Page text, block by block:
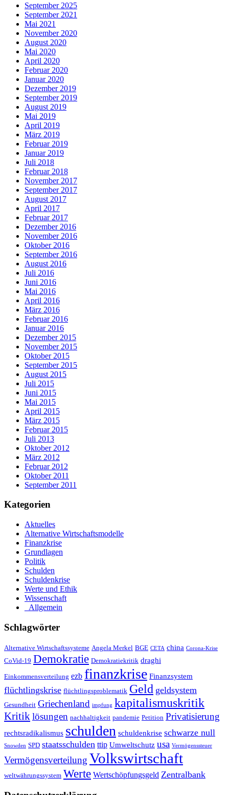
September 2025
September 2021
Mai 2021
November 2020
August 2020
Mai 2020
April 2020
Februar 2020
Januar 2020
Dezember 2019
September 2019
August 2019
Mai 2019
April 2019
März 2019
Februar 2019
Januar 2019
Juli 2018
Februar 2018
November 2017
September 2017
August 2017
April 2017
Februar 2017
Dezember 2016
November 2016
Oktober 2016
September 2016
August 2016
Juli 2016
Juni 2016
Mai 2016
April 2016
März 2016
Februar 2016
Januar 2016
Dezember 2015
November 2015
Oktober 2015
September 2015
August 2015
Juli 2015
Juni 2015
Mai 2015
April 2015
März 2015
Februar 2015
Juli 2013
Oktober 2012
März 2012
Februar 2012
Oktober 2011
September 2011
Kategorien
Aktuelles
Alternative Wirtschaftsmodelle
Finanzkrise
Grundlagen
Politik
Schulden
Schuldenkrise
Werte und Ethik
Wissenschaft
_Allgemein
Schlagwörter
Alternative Wirtschaftssysteme Angela Merkel BGE CETA china Corona-Krise
CoVid-19 Demokratie Demokratiekritik draghi
Einkommensverteilung ezb finanzkrise Finanzsystem
flüchtlingskrise flüchtlingsproblematik Geld geldsystem
Gesundheit Griechenland impfung kapitalismuskritik
Kritik lösungen nachhaltigkeit pandemie Petition Privatisierung
rechtsradikalismus schulden schuldenkrise schwarze null
Snowden SPD staatsschulden ttip Umweltschutz usa Vermögenssteuer
Vermögensverteilung Volkswirtschaft
weltwährungssystem Werte Wertschöpfungsgeld Zentralbank